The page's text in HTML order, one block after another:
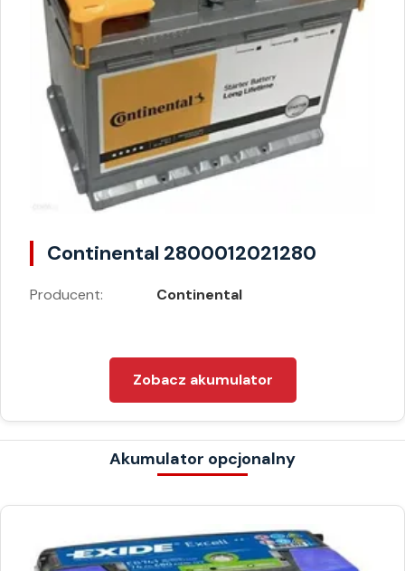
Continental 2800012021280
Producent: Continental
Zobacz akumulator
Akumulator opcjonalny